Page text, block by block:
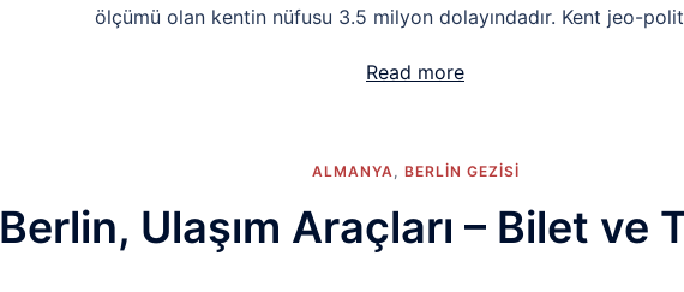
ölçümü olan kentin nüfusu 3.5 milyon dolayındadır. Kent jeo-
Read more
ALMANYA, BERLIN GEZISI
Berlin, Ulaşım Araçları – Bilet ve